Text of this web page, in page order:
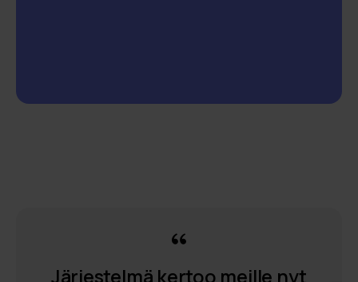
Järjestelmä kertoo meille nyt